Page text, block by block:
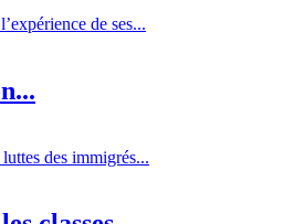
de ses...
des immigrés...